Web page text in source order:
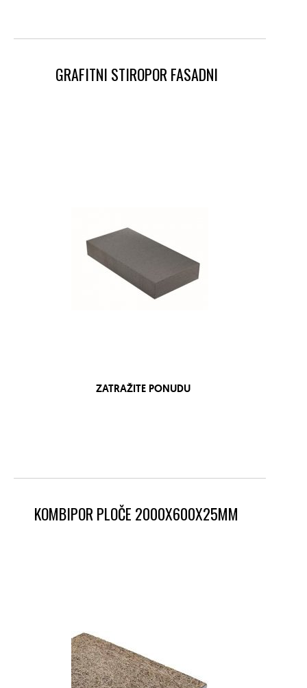
GRAFITNI STIROPOR FASADNI
ZATRAŽITE PONUDU
KOMBIPOR PLOČE 2000X600X25MM